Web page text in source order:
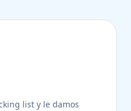
list y le damos